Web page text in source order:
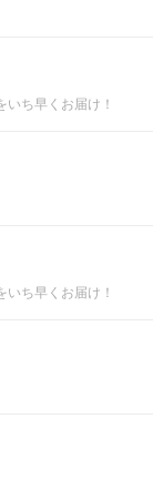
ち早くお届け！
ち早くお届け！